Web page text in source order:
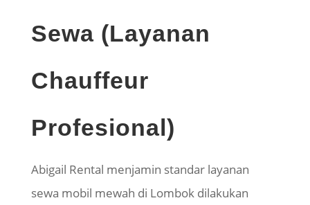
Sewa (Layanan
Chauffeur
Profesional)
Abigail Rental menjamin standar layanan
sewa mobil mewah di Lombok dilakukan